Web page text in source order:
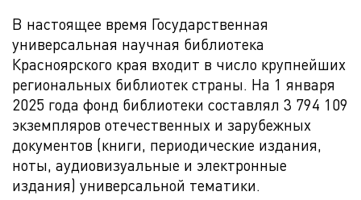
В настоящее время Государственная
универсальная научная библиотека
Красноярского края входит в число крупнейших
региональных библиотек страны. На 1 января
2025 года фонд библиотеки составлял 3 794 109
экземпляров отечественных и зарубежных
документов (книги, периодические издания,
ноты, аудиовизуальные и электронные
издания) универсальной тематики.